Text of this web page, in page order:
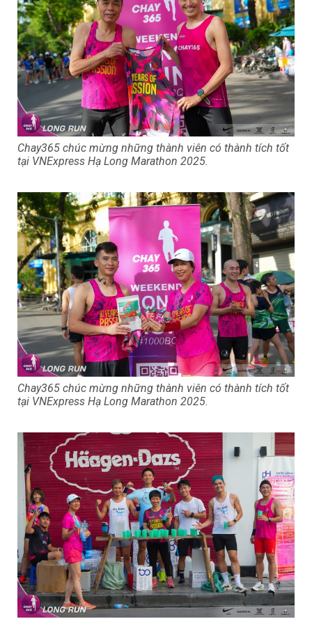
Chay365 chúc mừng những thành viên có thành tích tốt
tại VNExpress Hạ Long Marathon 2025.
Chay365 chúc mừng những thành viên có thành tích tốt
tại VNExpress Hạ Long Marathon 2025.